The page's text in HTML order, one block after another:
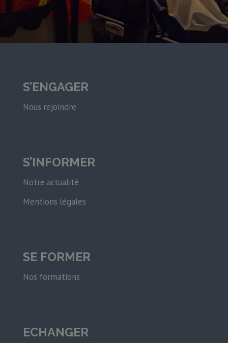
S’ENGAGER
Nous rejoindre
S’INFORMER
Notre actualité
Mentions légales
SE FORMER
Nos formations
ECHANGER